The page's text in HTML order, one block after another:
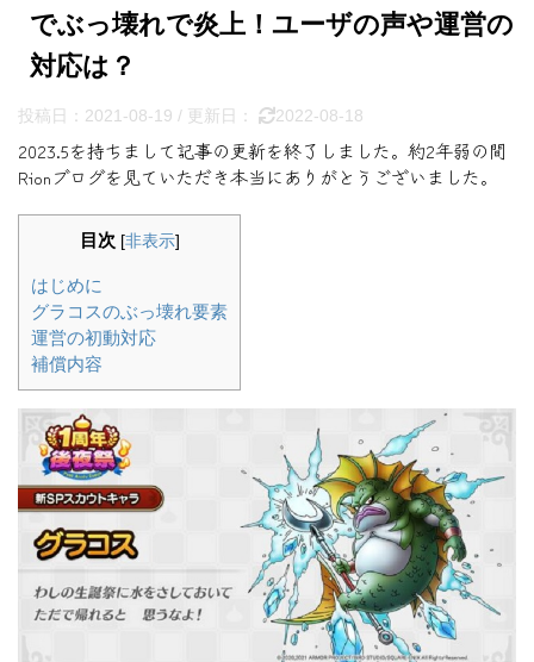
でぶっ壊れで炎上！ユーザの声や運営の
対応は？
投稿日：2021-08-19 / 更新日： 2022-08-18
2023.5を持ちまして記事の更新を終了しました。約2年弱の間
Rionブログを見ていただき本当にありがとうございました。
目次 [非表示]
はじめに
グラコスのぶっ壊れ要素
運営の初動対応
補償内容